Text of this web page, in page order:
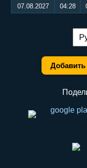
07.08.2027
04:28
Добавить